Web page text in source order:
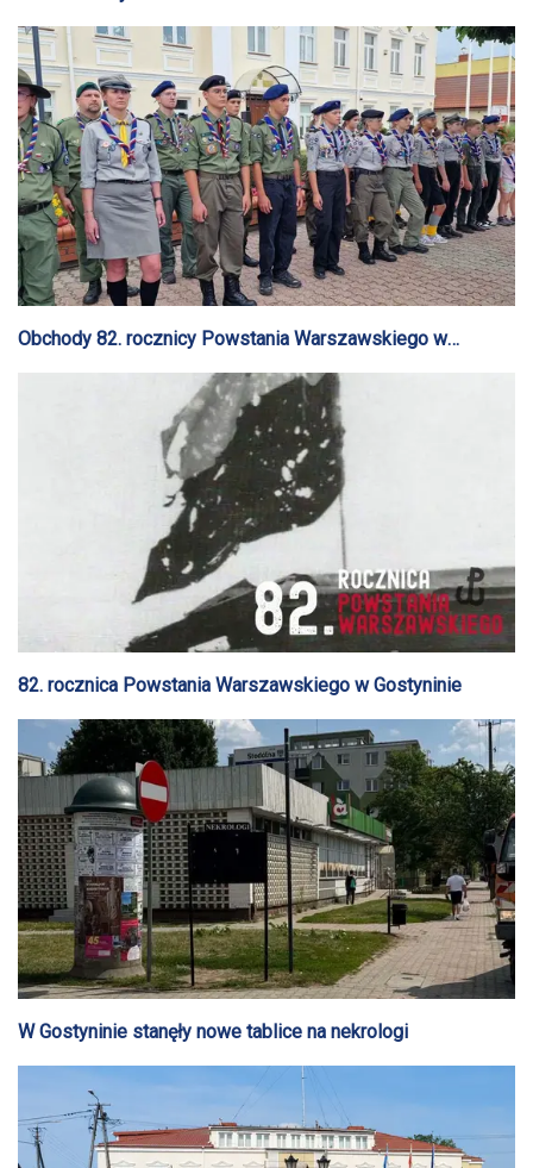
Obchody 82. rocznicy Powstania Warszawskiego w
Gostyninie
82. rocznica Powstania Warszawskiego w Gostyninie
W Gostyninie stanęły nowe tablice na nekrologi